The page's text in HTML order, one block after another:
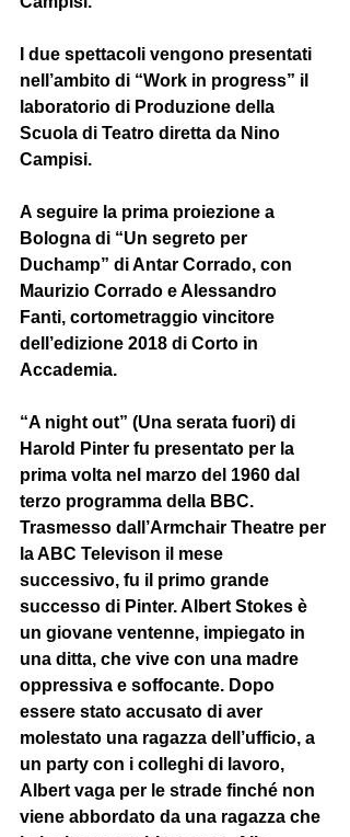
I due spettacoli vengono presentati
nell’ambito di “Work in progress” il
laboratorio di Produzione della
Scuola di Teatro diretta da Nino
Campisi.
A seguire la prima proiezione a
Bologna di “Un segreto per
Duchamp” di Antar Corrado, con
Maurizio Corrado e Alessandro
Fanti, cortometraggio vincitore
dell’edizione 2018 di Corto in
Accademia.
“A night out” (Una serata fuori) di
Harold Pinter fu presentato per la
prima volta nel marzo del 1960 dal
terzo programma della BBC.
Trasmesso dall’Armchair Theatre per
la ABC Televison il mese
successivo, fu il primo grande
successo di Pinter. Albert Stokes è
un giovane ventenne, impiegato in
una ditta, che vive con una madre
oppressiva e soffocante. Dopo
essere stato accusato di aver
molestato una ragazza dell’ufficio, a
un party con i colleghi di lavoro,
Albert vaga per le strade finché non
viene abbordato da una ragazza che